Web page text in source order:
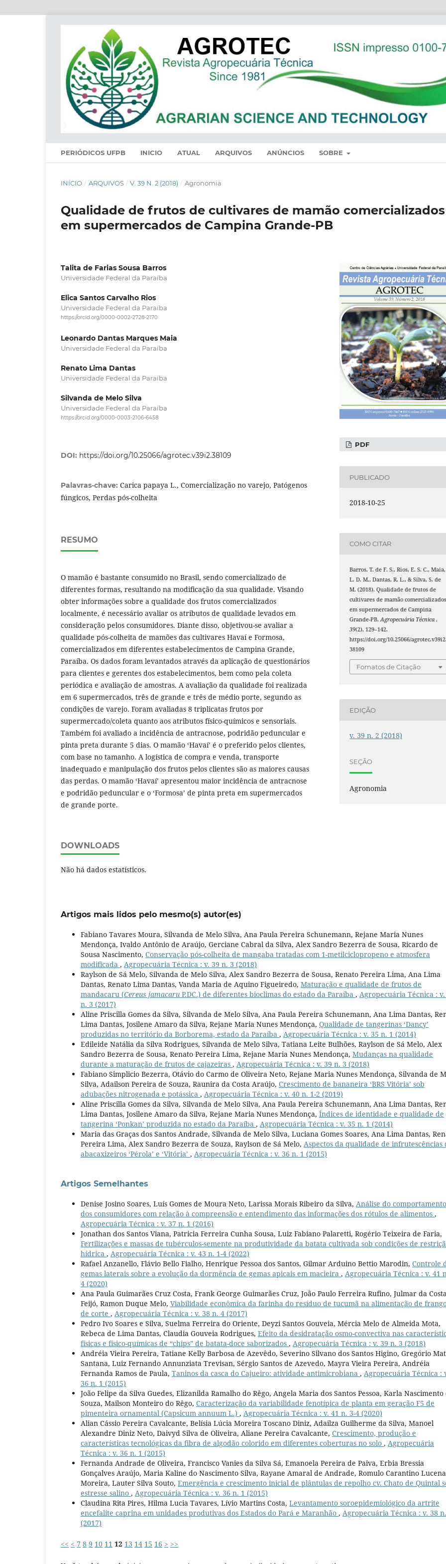
PERIÓDICOS UFPB INICIO ATUAL ARQUIVOS ANÚNCIOS SOBRE
INÍCIO / ARQUIVOS / V. 39 N. 2 (2018) / Agronomia
Qualidade de frutos de cultivares de mamão comercializados
em supermercados de Campina Grande-PB
Talita de Farias Sousa Barros
Universidade Federal da Paraíba
Elica Santos Carvalho Rios
Universidade Federal da Paraíba
https://orcid.org/0000-0002-2728-2170
Leonardo Dantas Marques Maia
Universidade Federal da Paraíba
Renato Lima Dantas
Universidade Federal da Paraíba
Silvanda de Melo Silva
Universidade Federal da Paraíba
https://orcid.org/0000-0003-2106-6458
DOI: https://doi.org/10.25066/agrotec.v39i2.38109
Palavras-chave: Carica papaya L., Comercialização no varejo, Patógenos
fúngicos, Perdas pós-colheita
RESUMO
O mamão é bastante consumido no Brasil, sendo comercializado de
diferentes formas, resultando na modificação da sua qualidade. Visando
obter informações sobre a qualidade dos frutos comercializados
localmente, é necessário avaliar os atributos de qualidade levados em
consideração pelos consumidores. Diante disso, objetivou-se avaliar a
qualidade pós-colheita de mamões das cultivares Havaí e Formosa,
comercializados em diferentes estabelecimentos de Campina Grande,
Paraíba. Os dados foram levantados através da aplicação de questionários
para clientes e gerentes dos estabelecimentos, bem como pela coleta
periódica e avaliação de amostras. A avaliação da qualidade foi realizada
em 6 supermercados, três de grande e três de médio porte, segundo as
condições de varejo. Foram avaliadas 8 triplicatas frutos por
supermercado/coleta quanto aos atributos físico-químicos e sensoriais.
Também foi avaliado a incidência de antracnose, podridão peduncular e
pinta preta durante 5 dias. O mamão ‘Havaí’ é o preferido pelos clientes,
com base no tamanho. A logística de compra e venda, transporte
inadequado e manipulação dos frutos pelos clientes são as maiores causas
das perdas. O mamão ‘Havaí’ apresentou maior incidência de antracnose
e podridão peduncular e o ‘Formosa’ de pinta preta em supermercados
de grande porte.
DOWNLOADS
Não há dados estatísticos.
PDF
PUBLICADO
2018-10-25
COMO CITAR
Barros, T. de F. S., Rios, E. S. C., Maia,
L. D. M., Dantas, R. L., & Silva, S. de
M. (2018). Qualidade de frutos de
cultivares de mamão comercializados
em supermercados de Campina
Grande-PB.Agropecuária Técnica,
39(2), 129–142.
https://doi.org/10.25066/agrotec.v39i2.
38109
Fomatos de Citação
EDIÇÃO
v. 39 n. 2 (2018)
SEÇÃO
Agronomia
Artigos mais lidos pelo mesmo(s) autor(es)
Fabiano Tavares Moura, Silvanda de Melo Silva, Ana Paula Pereira Schunemann, Rejane Maria Nunes
Mendonça, Ivaldo Antônio de Araújo, Gerciane Cabral da Silva, Alex Sandro Bezerra de Sousa, Ricardo de
Sousa Nascimento, Conservação pós-colheita de mangaba tratadas com 1-metilciclopropeno e atmosfera
modificada , Agropecuária Técnica : v. 39 n. 3 (2018)
Raylson de Sá Melo, Silvanda de Melo Silva, Alex Sandro Bezerra de Sousa, Renato Pereira Lima, Ana Lima
Dantas, Renato Lima Dantas, Vanda Maria de Aquino Figueiredo, Maturação e qualidade de frutos de
mandacaru (Cereus jamacaru P.DC.) de diferentes bioclimas do estado da Paraíba , Agropecuária Técnica : v.
n. 3 (2017)
Aline Priscilla Gomes da Silva, Silvanda de Melo Silva, Ana Paula Pereira Schunemann, Ana Lima Dantas,
Lima Dantas, Josilene Amaro da Silva, Rejane Maria Nunes Mendonça, Qualidade de tangerinas ‘Dancy’
produzidas no território da Borborema, estado da Paraíba , Agropecuária Técnica : v. 35 n. 1 (2014)
Edileide Natália da Silva Rodrigues, Silvanda de Melo Silva, Tatiana Leite Bulhões, Raylson de Sá Melo, Alex
Sandro Bezerra de Sousa, Renato Pereira Lima, Rejane Maria Nunes Mendonça, Mudanças na qualidade
durante a maturação de frutos de cajazeiras , Agropecuária Técnica : v. 39 n. 3 (2018)
Fabiano Simplicio Bezerra, Otávio do Carmo de Oliveira Neto, Rejane Maria Nunes Mendonça, Silvanda de
Silva, Adailson Pereira de Souza, Raunira da Costa Araújo, Crescimento de bananeira ‘BRS Vitória’ sob
adubações nitrogenada e potássica , Agropecuária Técnica : v. 40 n. 1-2 (2019)
Aline Priscilla Gomes da Silva, Silvanda de Melo Silva, Ana Paula Pereira Schunemann, Ana Lima Dantas,
Lima Dantas, Josilene Amaro da Silva, Rejane Maria Nunes Mendonça, Índices de identidade e qualidade de
tangerina ‘Ponkan’ produzida no estado da Paraíba , Agropecuária Técnica : v. 35 n. 1 (2014)
Maria das Graças dos Santos Andrade, Silvanda de Melo Silva, Luciana Gomes Soares, Ana Lima Dantas,
Pereira Lima, Alex Sandro Bezerra de Souza, Raylson de Sá Melo, Aspectos da qualidade de infrutescências
abacaxizeiros ‘Pérola’ e ‘Vitória’ , Agropecuária Técnica : v. 36 n. 1 (2015)
Artigos Semelhantes
Denise Josino Soares, Luís Gomes de Moura Neto, Larissa Morais Ribeiro da Silva, Análise do comportamento
dos consumidores com relação à compreensão e entendimento das informações dos rótulos de alimentos ,
Agropecuária Técnica : v. 37 n. 1 (2016)
Jonathan dos Santos Viana, Patricia Ferreira Cunha Sousa, Luiz Fabiano Palaretti, Rogério Teixeira de Faria,
Fertilizações e massas de tubérculos-semente na produtividade da batata cultivada sob condições de
hídrica , Agropecuária Técnica : v. 43 n. 1-4 (2022)
Rafael Anzanello, Flávio Bello Fialho, Henrique Pessoa dos Santos, Gilmar Arduino Bettio Marodin, Controle
gemas laterais sobre a evolução da dormência de gemas apicais em macieira , Agropecuária Técnica : v. 41
4 (2020)
Ana Paula Guimarães Cruz Costa, Frank George Guimarães Cruz, João Paulo Ferreira Rufino, Julmar da
Feijó, Ramon Duque Melo, Viabilidade econômica da farinha do resíduo de tucumã na alimentação de
de corte , Agropecuária Técnica : v. 38 n. 4 (2017)
Pedro Ivo Soares e Silva, Suelma Ferreira do Oriente, Deyzi Santos Gouveia, Mércia Melo de Almeida Mota,
Rebeca de Lima Dantas, Claudia Gouveia Rodrigues, Efeito da desidratação osmo-convectiva nas
físicas e físico-químicas de “chips” de batata-doce saborizados , Agropecuária Técnica : v. 39 n. 3 (2018)
Andréia Vieira Pereira, Tatiane Kelly Barbosa de Azevêdo, Severino Silvano dos Santos Higino, Gregório
Santana, Luiz Fernando Annunziata Trevisan, Sérgio Santos de Azevedo, Mayra Vieira Pereira, Andréia
Fernanda Ramos de Paula, Taninos da casca do Cajueiro: atividade antimicrobiana , Agropecuária Técnica :
36 n. 1 (2015)
João Felipe da Silva Guedes, Elizanilda Ramalho do Rêgo, Angela Maria dos Santos Pessoa, Karla Nascimento
Souza, Mailson Monteiro do Rêgo, Caracterização da variabilidade fenotípica de planta em geração F5 de
pimenteira ornamental (Capsicum annuum L.) , Agropecuária Técnica : v. 41 n. 3-4 (2020)
Alian Cássio Pereira Cavalcante, Belísia Lúcia Moreira Toscano Diniz, Adailza Guilherme da Silva, Manoel
Alexandre Diniz Neto, Daivyd Silva de Oliveira, Aliane Pereira Cavalcante, Crescimento, produção e
características tecnológicas da fibra de algodão colorido em diferentes coberturas no solo , Agropecuária
Técnica : v. 36 n. 1 (2015)
Fernanda Andrade de Oliveira, Francisco Vanies da Silva Sá, Emanoela Pereira de Paiva, Erbia Bressia
Gonçalves Araújo, Maria Kaline do Nascimento Silva, Rayane Amaral de Andrade, Romulo Carantino Lucena
Moreira, Lauter Silva Souto, Emergência e crescimento inicial de plântulas de repolho cv. Chato de Quintal
estresse salino , Agropecuária Técnica : v. 36 n. 1 (2015)
Claudina Rita Pires, Hilma Lucia Tavares, Lívio Martins Costa, Levantamento soroepidemiológico da artrite
encefalite caprina em unidades produtivas dos Estados do Pará e Maranhão , Agropecuária Técnica : v. 38
(2017)
<< < 7 8 9 10 11 12 13 14 15 16 > >>